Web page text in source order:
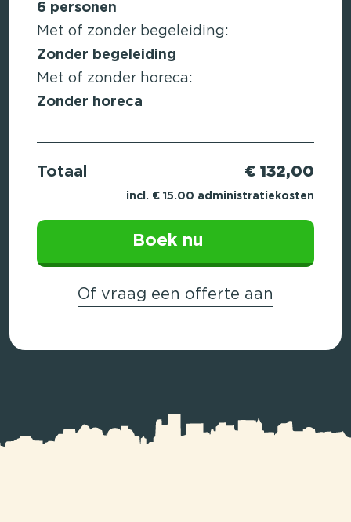
6 personen
Met of zonder begeleiding:
Zonder begeleiding
Met of zonder horeca:
Zonder horeca
Totaal € 132,00
incl. € 15.00 administratiekosten
Boek nu
Of vraag een offerte aan